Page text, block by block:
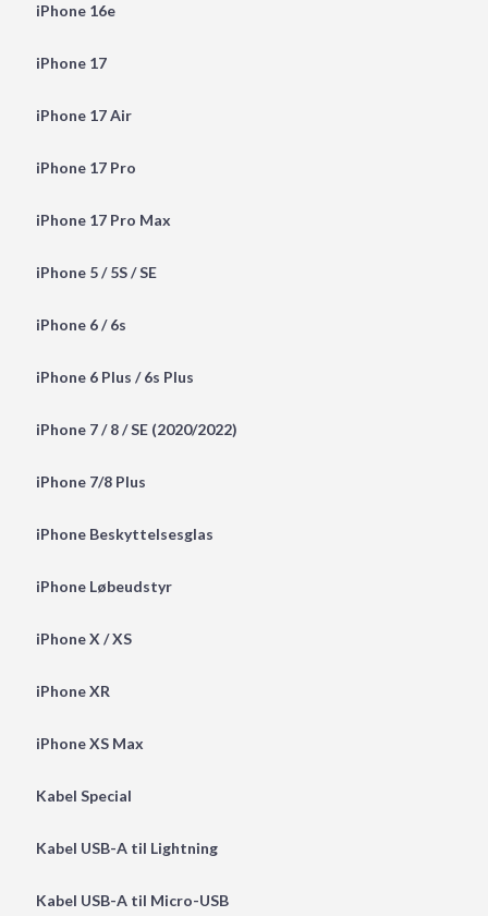
iPhone 16e
iPhone 17
iPhone 17 Air
iPhone 17 Pro
iPhone 17 Pro Max
iPhone 5 / 5S / SE
iPhone 6 / 6s
iPhone 6 Plus / 6s Plus
iPhone 7 / 8 / SE (2020/2022)
iPhone 7/8 Plus
iPhone Beskyttelsesglas
iPhone Løbeudstyr
iPhone X / XS
iPhone XR
iPhone XS Max
Kabel Special
Kabel USB-A til Lightning
Kabel USB-A til Micro-USB